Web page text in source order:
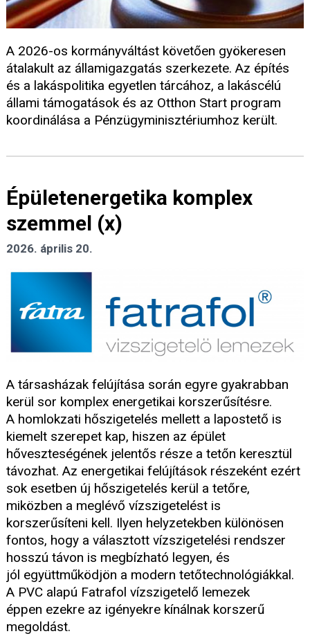
A 2026-os kormányváltást követően gyökeresen
átalakult az államigazgatás szerkezete. Az építés
és a lakáspolitika egyetlen tárcához, a lakáscélú
állami támogatások és az Otthon Start program
koordinálása a Pénzügyminisztériumhoz került.
Épületenergetika komplex
szemmel (x)
2026. április 20.
A társasházak felújítása során egyre gyakrabban
kerül sor komplex energetikai korszerűsítésre.
A homlokzati hőszigetelés mellett a lapostető is
kiemelt szerepet kap, hiszen az épület
hőveszteségének jelentős része a tetőn keresztül
távozhat. Az energetikai felújítások részeként ezért
sok esetben új hőszigetelés kerül a tetőre,
miközben a meglévő vízszigetelést is
korszerűsíteni kell. Ilyen helyzetekben különösen
fontos, hogy a választott vízszigetelési rendszer
hosszú távon is megbízható legyen, és
jól együttműködjön a modern tetőtechnológiákkal.
A PVC alapú Fatrafol vízszigetelő lemezek
éppen ezekre az igényekre kínálnak korszerű
megoldást.